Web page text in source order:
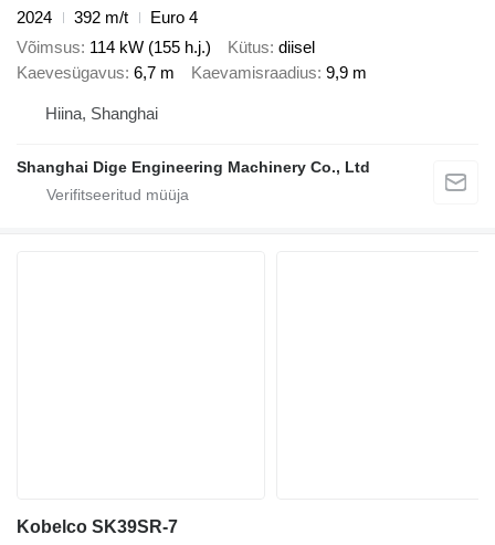
2024
392 m/t
Euro 4
Võimsus 114 kW (155 h.j.) Kütus diisel
Kaevesügavus 6,7 m Kaevamisraadius 9,9 m
Hiina, Shanghai
Shanghai Dige Engineering Machinery Co., Ltd
Kobelco SK39SR-7